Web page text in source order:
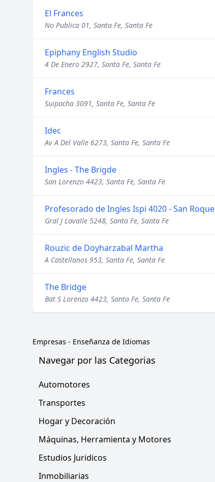
El Frances
No Publica 01, Santa Fe, Santa Fe
Epiphany English Studio
4 De Enero 2927, Santa Fe, Santa Fe
Frances
Suipacha 3091, Santa Fe, Santa Fe
Idec
Av A Del Valle 6273, Santa Fe, Santa Fe
Ingles - The Brigde
San Lorenzo 4423, Santa Fe, Santa Fe
Profesorado de Ingles Ispi 4020 - San Roque
Gral J Lavalle 5248, Santa Fe, Santa Fe
Rouzic de Doyharzabal Martha
A Castellanos 953, Santa Fe, Santa Fe
The Bridge
Bat S Lorenzo 4423, Santa Fe, Santa Fe
Empresas - Enseñanza de Idiomas
Navegar por las Categorias
Automotores
Transportes
Hogar y Decoración
Máquinas, Herramienta y Motores
Estudios Juridicos
Inmobiliarias